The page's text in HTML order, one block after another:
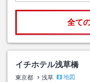
全て
イチホテル浅草橋
東京都 浅草
地図